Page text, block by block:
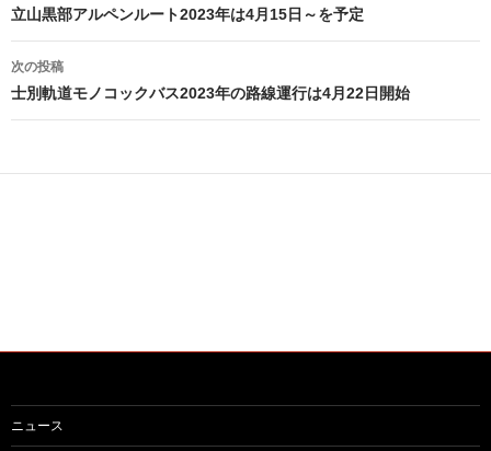
稿
ナ
ビ
ー
立山黒部アルペンルート2023年は4月15日～を予定
次の投稿
士別軌道モノコックバス2023年の路線運行は4月22日開始
ニュース